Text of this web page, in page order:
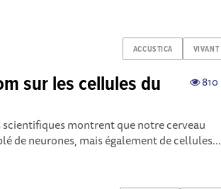
ACCUSTICA VIVANT
810
sur les cellules du
montrent que notre cerveau
de neurones, mais également de cellules...